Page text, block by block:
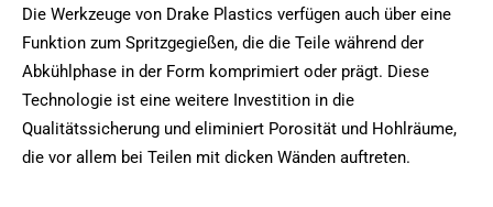
Die Werkzeuge von Drake Plastics verfügen auch über eine
Funktion zum Spritzgegießen, die die Teile während der
Abkühlphase in der Form komprimiert oder prägt. Diese
Technologie ist eine weitere Investition in die
Qualitätssicherung und eliminiert Porosität und Hohlräume,
die vor allem bei Teilen mit dicken Wänden auftreten.